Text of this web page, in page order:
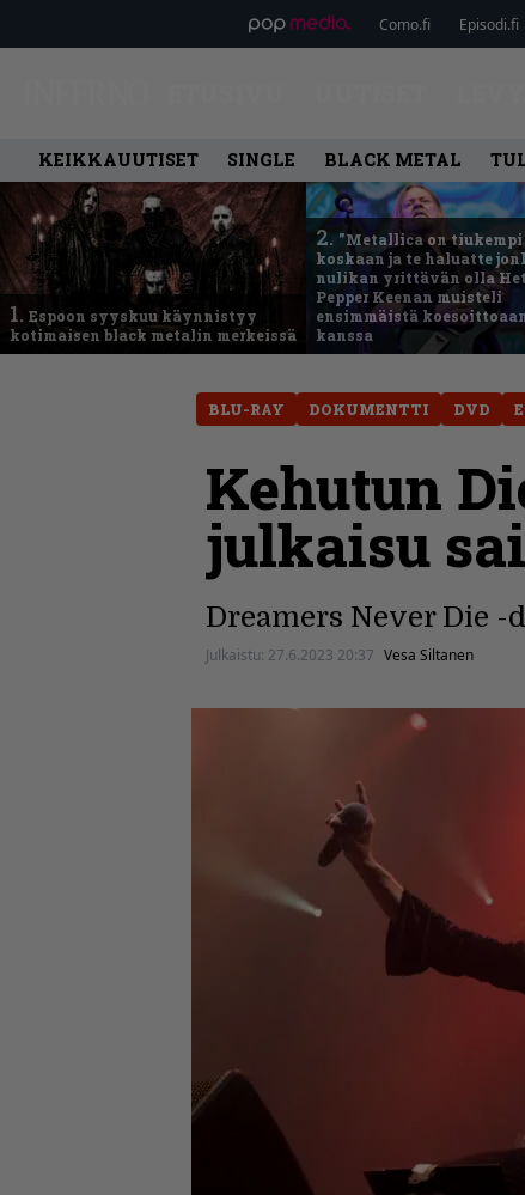
Como.fi Episodi.fi
KEIKKAUUTISET SINGLE BLACK METAL
1. Espoon syyskuu käynnistyy
kotimaisen black metalin merkeissä
2. ”Metallica on
koskaan ja te haluatte
nulikan yrittävän olla
Pepper Keenan muisteli
ensimmäistä
kanssa
BLU-RAY DOKUMENTTI DVD
Kehutun
julkaisu
Dreamers Never Die
Julkaistu: 27.6.2023 20:37 Vesa Siltanen